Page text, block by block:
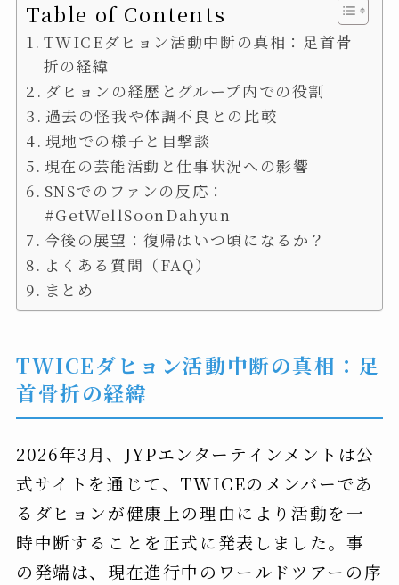
Table of Contents
TWICEダヒョン活動中断の真相：足首骨
折の経緯
ダヒョンの経歴とグループ内での役割
過去の怪我や体調不良との比較
現地での様子と目撃談
現在の芸能活動と仕事状況への影響
SNSでのファンの反応：
#GetWellSoonDahyun
今後の展望：復帰はいつ頃になるか？
よくある質問（FAQ）
まとめ
TWICEダヒョン活動中断の真相：足
首骨折の経緯
2026年3月、JYPエンターテインメントは公
式サイトを通じて、TWICEのメンバーであ
るダヒョンが健康上の理由により活動を一
時中断することを正式に発表しました。事
の発端は、現在進行中のワールドツアーの序